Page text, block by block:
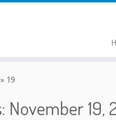
» 19
November 19,